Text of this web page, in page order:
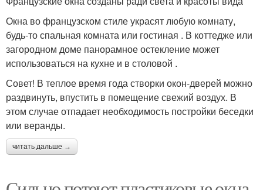
Окна во французском стиле украсят любую комнату,
будь-то спальная комната или гостиная . В коттедже или
загородном доме панорамное остекление может
использоваться на кухне и в столовой .
Совет! В теплое время года створки окон-дверей можно
раздвинуть, впустить в помещение свежий воздух. В
этом случае отпадает необходимость постройки беседки
или веранды.
читать дальше →